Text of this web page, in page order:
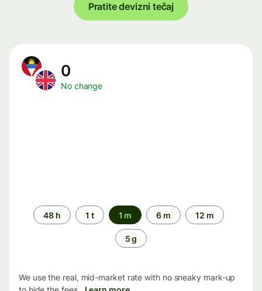
Pratite devizni tečaj
0
No change
Time
period
48 h 1 t 1 m 6 m 12 m
5 g
We use the real, mid-market rate with no sneaky mark-up